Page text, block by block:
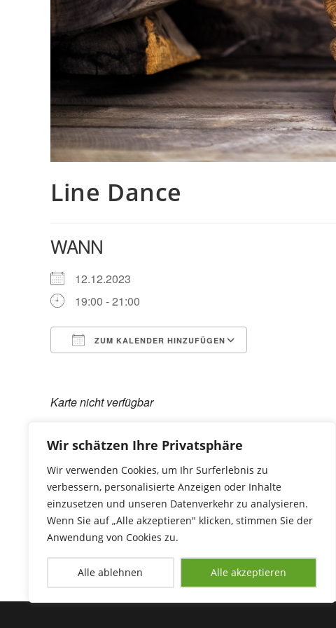
Wir schätzen Ihre Privatsphäre
Wir verwenden Cookies, um Ihr Surferlebnis zu
verbessern, personalisierte Anzeigen oder Inhalte
einzusetzen und unseren Datenverkehr zu analysieren.
Wenn Sie auf „Alle akzeptieren" klicken, stimmen Sie der
Anwendung von Cookies zu.
Alle ablehnen Alle akzeptieren
Line Dance
WANN
12.12.2023
19:00 - 21:00
ZUM KALENDER HINZUFÜGEN
Karte nicht verfügbar
Tel.: 09287 70250